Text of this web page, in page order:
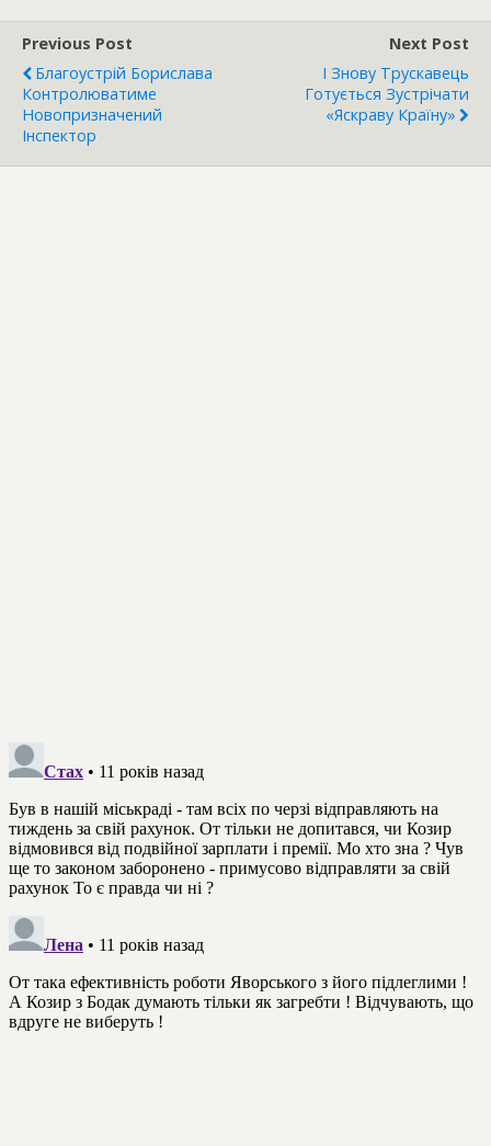
Previous Post
Благоустрій Борислава
Контролюватиме
Новопризначений
Інспектор
Next Post
І Знову Трускавець
Готується Зустрічати
«Яскраву Країну»